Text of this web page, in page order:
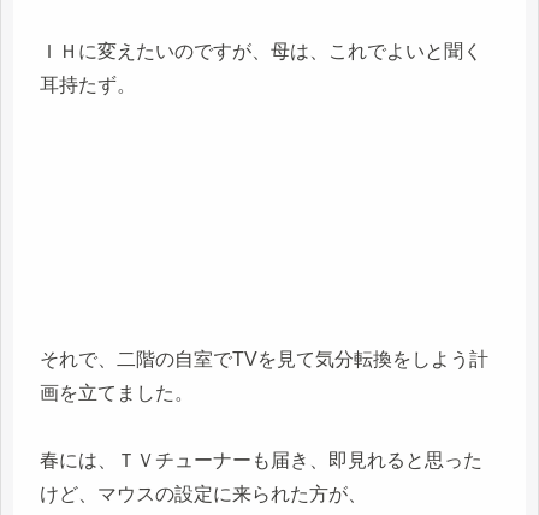
ＩＨに変えたいのですが、母は、これでよいと聞く
耳持たず。
それで、二階の自室でTVを見て気分転換をしよう計
画を立てました。
春には、ＴＶチューナーも届き、即見れると思った
けど、マウスの設定に来られた方が、